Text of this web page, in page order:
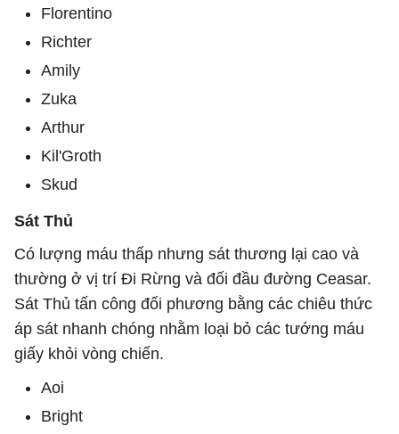
Florentino
Richter
Amily
Zuka
Arthur
Kil'Groth
Skud
Sát Thủ
Có lượng máu thấp nhưng sát thương lại cao và
thường ở vị trí Đi Rừng và đối đầu đường Ceasar.
Sát Thủ tấn công đối phương bằng các chiêu thức
áp sát nhanh chóng nhằm loại bỏ các tướng máu
giấy khỏi vòng chiến.
Aoi
Bright